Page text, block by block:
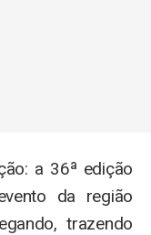
a 36ª edição
da região
trazendo